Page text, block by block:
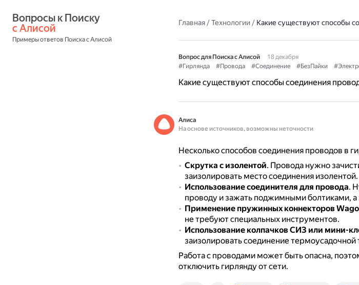
с Алисой
Примеры ответов Поиска с Алисой
Главная/Технологии/ Какие существуют способы
Вопрос для Поиска с Алисой
18 декабря
#Гирлянда
#Провода #Соединение #БезПайки
Какие существуют способы соединения
Алиса
На основе источников, возможны неточности
Несколько способов соединения проводов в
Скрутка с изолентой. Провода нужно
заизолировать место соединения изолентой.
Использование соединителя для провода.
проводу и зажать поджимными болтиками, а
Применение пружинных коннекторов Wago
не требуют специальных инструментов.
Использование колпачков СИЗ или мини-
заизолировать соединение
Работа с проводами может быть опасна,
отключить гирлянду от сети.